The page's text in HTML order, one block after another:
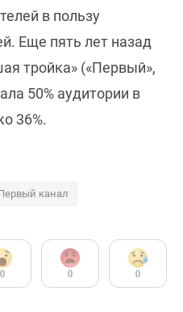
в пользу
Еще пять лет назад
тройка» («Первый»,
50% аудитории в
36%.
канал
0 0 0